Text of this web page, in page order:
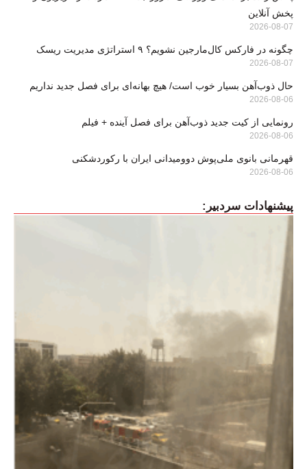
پخش آنلاین
2026-08-07
چگونه در فارکس کال‌مارجین نشویم؟ ۹ استراتژی مدیریت ریسک
2026-08-07
حال ذوب‌آهن بسیار خوب است/ هیچ بهانه‌ای برای فصل جدید نداریم
2026-08-06
رونمایی از کیت جدید ذوب‌آهن برای فصل آینده + فیلم
2026-08-06
قهرمانی بانوی ملی‌پوش دوومیدانی ایران با رکوردشکنی
2026-08-06
پیشنهادات سردبیر: